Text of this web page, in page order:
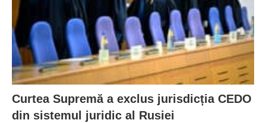
Curtea Supremă a exclus jurisdicția CEDO
din sistemul juridic al Rusiei